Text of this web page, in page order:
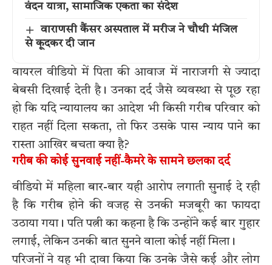
वंदन यात्रा, सामाजिक एकता का संदेश
वाराणसी कैंसर अस्पताल में मरीज ने चौथी मंजिल
से कूदकर दी जान
वायरल वीडियो में पिता की आवाज में नाराजगी से ज्यादा
बेबसी दिखाई देती है। उनका दर्द जैसे व्यवस्था से पूछ रहा
हो कि यदि न्यायालय का आदेश भी किसी गरीब परिवार को
राहत नहीं दिला सकता, तो फिर उसके पास न्याय पाने का
रास्ता आखिर बचता क्या है?
गरीब की कोई सुनवाई नहीं-कैमरे के सामने छलका दर्द
वीडियो में महिला बार-बार यही आरोप लगाती सुनाई दे रही
है कि गरीब होने की वजह से उनकी मजबूरी का फायदा
उठाया गया। पति पत्नी का कहना है कि उन्होंने कई बार गुहार
लगाई, लेकिन उनकी बात सुनने वाला कोई नहीं मिला।
परिजनों ने यह भी दावा किया कि उनके जैसे कई और लोग